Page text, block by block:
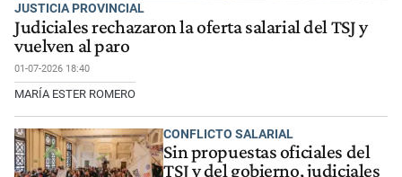
JUSTICIA PROVINCIAL
Judiciales rechazaron la oferta salarial del TSJ y
vuelven al paro
01-07-2026 18:40
MARÍA ESTER ROMERO
CONFLICTO SALARIAL
Sin propuestas oficiales del
TSJ y del gobierno, judiciales